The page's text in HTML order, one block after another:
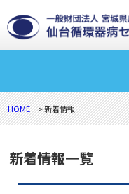
HOME > 新着情報
新着情報一覧